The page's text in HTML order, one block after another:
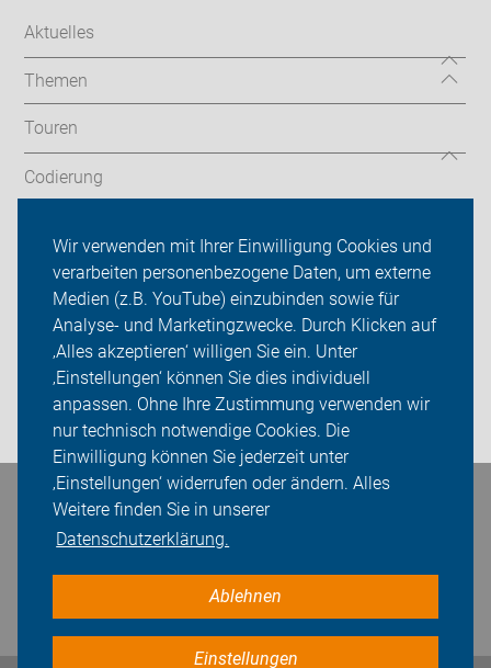
Wir verwenden mit Ihrer Einwilligung Cookies und
verarbeiten personenbezogene Daten, um externe
Medien (z.B. YouTube) einzubinden sowie für
Analyse- und Marketingzwecke. Durch Klicken auf
‚Alles akzeptieren‘ willigen Sie ein. Unter
‚Einstellungen‘ können Sie dies individuell
anpassen. Ohne Ihre Zustimmung verwenden wir
nur technisch notwendige Cookies. Die
Einwilligung können Sie jederzeit unter
‚Einstellungen‘ widerrufen oder ändern. Alles
Weitere finden Sie in unserer
Datenschutzerklärung.
Ablehnen
Einstellungen
Aktuelles
Themen
Touren
Codierung
ADFC Velbert
Sei dabei
Presse
Login
Bleiben Sie in Kontakt